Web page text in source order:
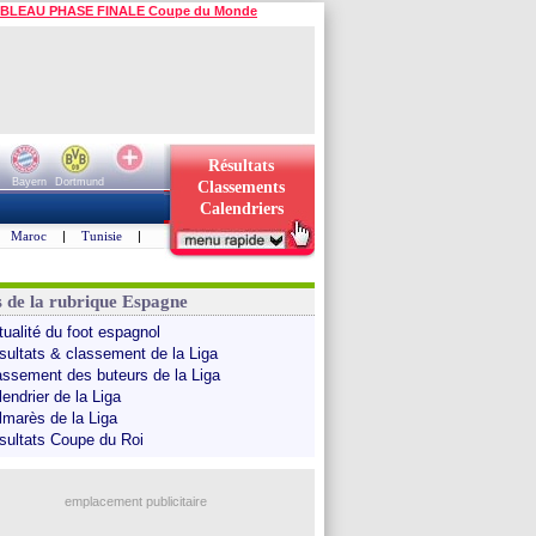
PHASE FINALE Coupe du Monde
Bayern
Dortmund
Résultats
Classements
Calendriers
Maroc | Tunisie |
de la rubrique Espagne
du foot espagnol
& classement de la Liga
des buteurs de la Liga
de la Liga
de la Liga
Coupe du Roi
emplacement publicitaire